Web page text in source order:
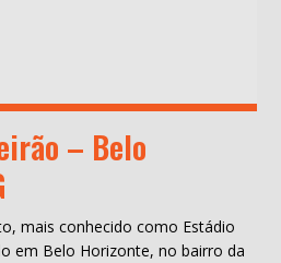
– Belo
mais conhecido como Estádio
em Belo Horizonte, no bairro da